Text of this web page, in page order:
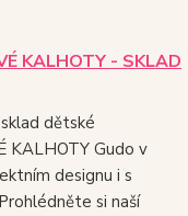
KALHOTY - SKLAD
dětské
KALHOTY Gudo v
designu i s
si naší